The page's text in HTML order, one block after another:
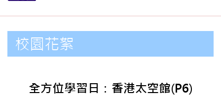
校園花絮
全方位學習日：香港太空館(P6)